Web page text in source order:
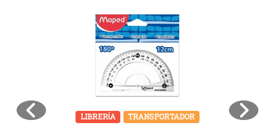
LIBRERÍA
TRANSPORTADOR